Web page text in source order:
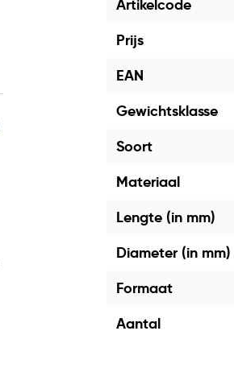
Artikelcode
Prijs
EAN
Gewichtsklasse
Soort
Materiaal
Lengte (in mm)
Diameter (in mm)
Formaat
Aantal